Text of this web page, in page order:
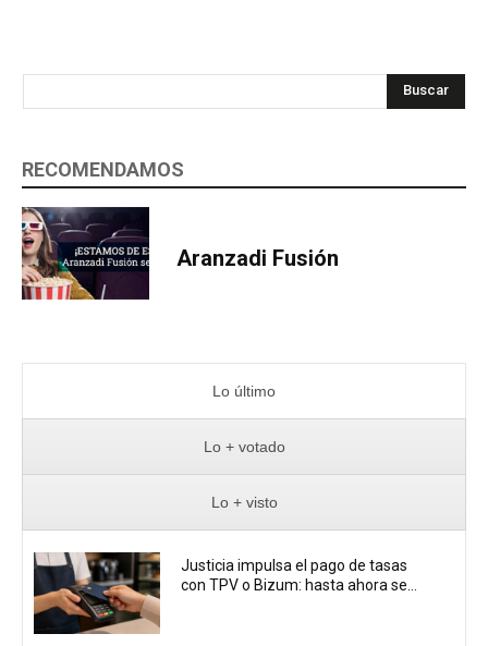
Buscar
RECOMENDAMOS
Aranzadi Fusión
Lo último
Lo + votado
Lo + visto
Justicia impulsa el pago de tasas
con TPV o Bizum: hasta ahora se...